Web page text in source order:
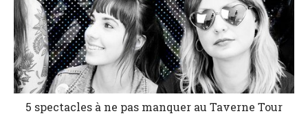
5 spectacles à ne pas manquer au Taverne Tour